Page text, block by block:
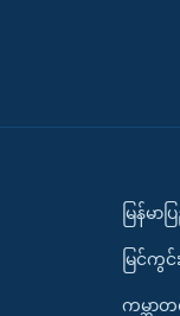
မြန်မာ
မြင်ကွ
ကမ္ဘာတ